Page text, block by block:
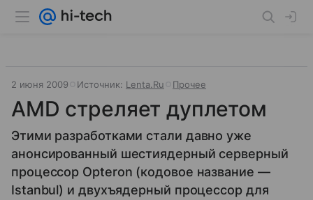
2 июня 2009 Источник: Lenta.Ru Прочее
AMD стреляет дуплетом
Этими разработками стали давно уже
анонсированный шестиядерный серверный
процессор Opteron (кодовое название —
Istanbul) и двухъядерный процессор для